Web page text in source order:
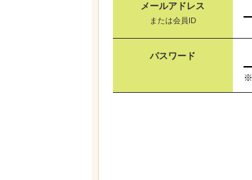
メールアドレス
または会員ID
パスワード
※